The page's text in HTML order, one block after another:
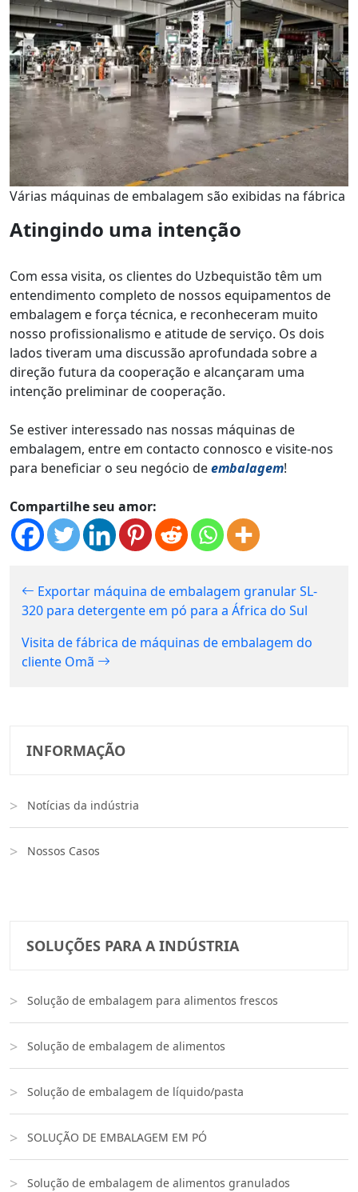
Várias máquinas de embalagem são exibidas na fábrica
Atingindo uma intenção
Com essa visita, os clientes do Uzbequistão têm um
entendimento completo de nossos equipamentos de
embalagem e força técnica, e reconheceram muito
nosso profissionalismo e atitude de serviço. Os dois
lados tiveram uma discussão aprofundada sobre a
direção futura da cooperação e alcançaram uma
intenção preliminar de cooperação.
Se estiver interessado nas nossas máquinas de
embalagem, entre em contacto connosco e visite-nos
para beneficiar o seu negócio deembalagem!
Compartilhe seu amor:
Exportar máquina de embalagem granular SL-
320 para detergente em pó para a África do Sul
Visita de fábrica de máquinas de embalagem do
cliente Omã
INFORMAÇÃO
Notícias da indústria
Nossos Casos
SOLUÇÕES PARA A INDÚSTRIA
Solução de embalagem para alimentos frescos
Solução de embalagem de alimentos
Solução de embalagem de líquido/pasta
SOLUÇÃO DE EMBALAGEM EM PÓ
Solução de embalagem de alimentos granulados